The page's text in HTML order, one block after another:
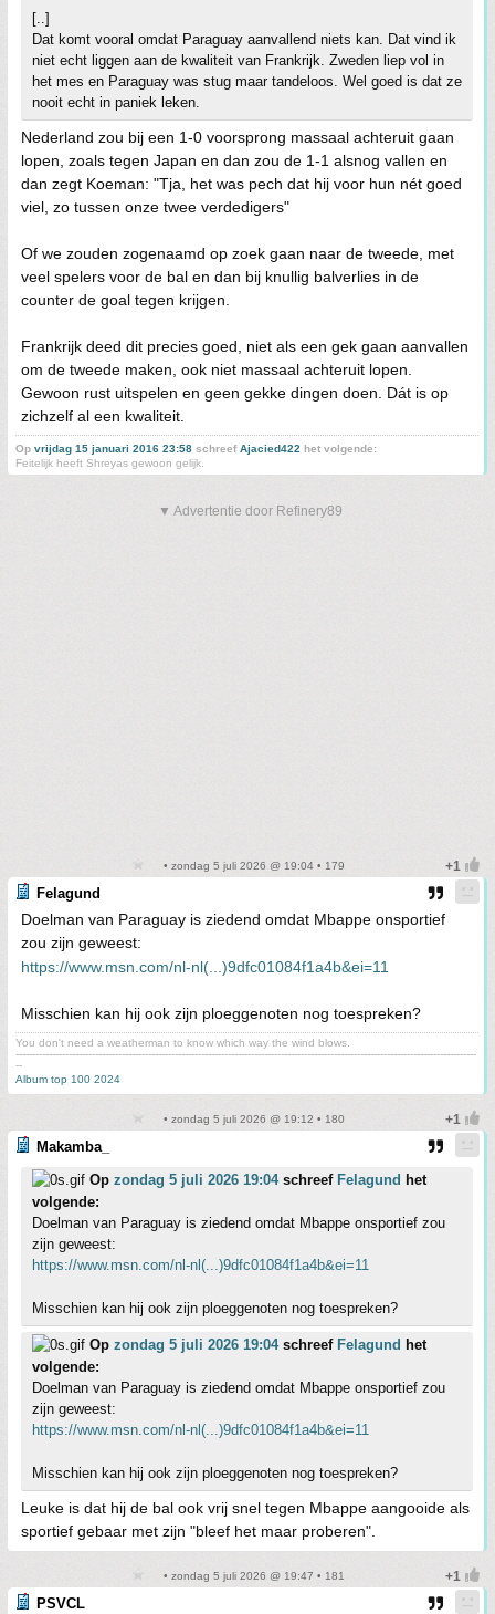
[..]
Dat komt vooral omdat Paraguay aanvallend niets kan. Dat vind ik
niet echt liggen aan de kwaliteit van Frankrijk. Zweden liep vol in
het mes en Paraguay was stug maar tandeloos. Wel goed is dat ze
nooit echt in paniek leken.
Nederland zou bij een 1-0 voorsprong massaal achteruit gaan
lopen, zoals tegen Japan en dan zou de 1-1 alsnog vallen en
dan zegt Koeman: "Tja, het was pech dat hij voor hun nét goed
viel, zo tussen onze twee verdedigers"
Of we zouden zogenaamd op zoek gaan naar de tweede, met
veel spelers voor de bal en dan bij knullig balverlies in de
counter de goal tegen krijgen.
Frankrijk deed dit precies goed, niet als een gek gaan aanvallen
om de tweede maken, ook niet massaal achteruit lopen.
Gewoon rust uitspelen en geen gekke dingen doen. Dát is op
zichzelf al een kwaliteit.
Op vrijdag 15 januari 2016 23:58 schreefAjacied422 het volgende:
Feitelijk heeft Shreyas gewoon gelijk.
▼ Advertentie door Refinery89
• zondag 5 juli 2026 @ 19:04 • 179
Felagund
Doelman van Paraguay is ziedend omdat Mbappe onsportief
zou zijn geweest:
https://www.msn.com/nl-nl(...)9dfc01084f1a4b&ei=11
Misschien kan hij ook zijn ploeggenoten nog toespreken?
You don't need a weatherman to know which way the wind blows.
-------------------------------------------------------------------------------------------------------------------------------------------
--
Album top 100 2024
• zondag 5 juli 2026 @ 19:12 • 180
Makamba_
Op zondag 5 juli 2026 19:04schreef Felagund het
volgende:
Doelman van Paraguay is ziedend omdat Mbappe onsportief zou
zijn geweest:
https://www.msn.com/nl-nl(...)9dfc01084f1a4b&ei=11
Misschien kan hij ook zijn ploeggenoten nog toespreken?
Op zondag 5 juli 2026 19:04schreef Felagund het
volgende:
Doelman van Paraguay is ziedend omdat Mbappe onsportief zou
zijn geweest:
https://www.msn.com/nl-nl(...)9dfc01084f1a4b&ei=11
Misschien kan hij ook zijn ploeggenoten nog toespreken?
Leuke is dat hij de bal ook vrij snel tegen Mbappe aangooide als
sportief gebaar met zijn "bleef het maar proberen".
• zondag 5 juli 2026 @ 19:47 • 181
PSVCL